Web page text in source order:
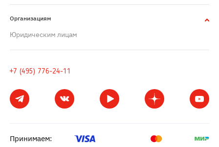
Организациям
Юридическим лицам
+7 (495) 776-24-11
Принимаем: